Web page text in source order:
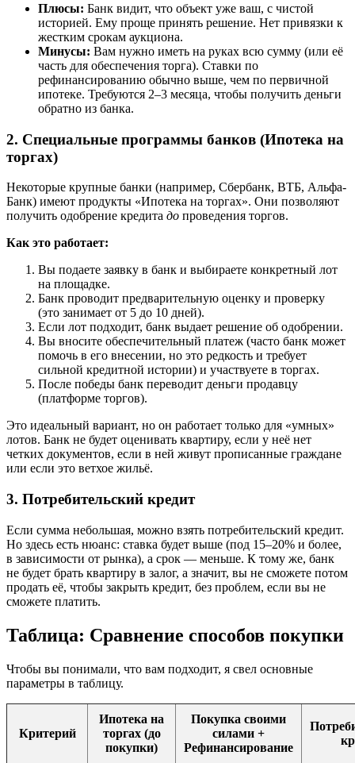
Плюсы: Банк видит, что объект уже ваш, с чистой
историей. Ему проще принять решение. Нет привязки к
жестким срокам аукциона.
Минусы: Вам нужно иметь на руках всю сумму (или её
часть для обеспечения торга). Ставки по
рефинансированию обычно выше, чем по первичной
ипотеке. Требуются 2–3 месяца, чтобы получить деньги
обратно из банка.
2. Специальные программы банков (Ипотека на
торгах)
Некоторые крупные банки (например, Сбербанк, ВТБ, Альфа-
Банк) имеют продукты «Ипотека на торгах». Они позволяют
получить одобрение кредита до проведения торгов.
Как это работает:
Вы подаете заявку в банк и выбираете конкретный лот
на площадке.
Банк проводит предварительную оценку и проверку
(это занимает от 5 до 10 дней).
Если лот подходит, банк выдает решение об одобрении.
Вы вносите обеспечительный платеж (часто банк может
помочь в его внесении, но это редкость и требует
сильной кредитной истории) и участвуете в торгах.
После победы банк переводит деньги продавцу
(платформе торгов).
Это идеальный вариант, но он работает только для «умных»
лотов. Банк не будет оценивать квартиру, если у неё нет
четких документов, если в ней живут прописанные граждане
или если это ветхое жильё.
3. Потребительский кредит
Если сумма небольшая, можно взять потребительский кредит.
Но здесь есть нюанс: ставка будет выше (под 15–20% и более,
в зависимости от рынка), а срок — меньше. К тому же, банк
не будет брать квартиру в залог, а значит, вы не сможете потом
продать её, чтобы закрыть кредит, без проблем, если вы не
сможете платить.
Таблица: Сравнение способов покупки
Чтобы вы понимали, что вам подходит, я свел основные
параметры в таблицу.
Критерий
Ипотека на
торгах (до
покупки)
Покупка своими
силами +
Рефинансирование